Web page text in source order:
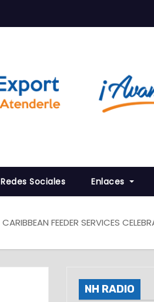
Redes Sociales Enlaces
CARIBBEAN FEEDER SERVICES
NH RADIO